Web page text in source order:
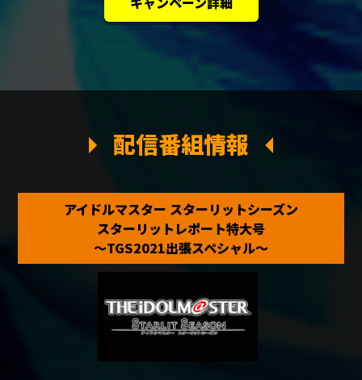
配信番組情報
アイドルマスター スターリットシーズン
スターリットレポート特大号
～TGS2021出張スペシャル～